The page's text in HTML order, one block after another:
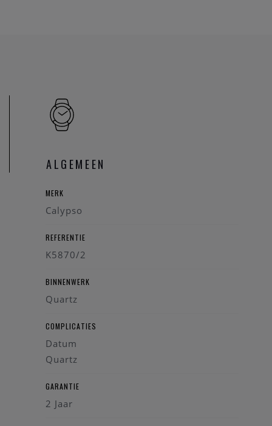
beschikken over een zeer ruime Calypso collectie.
Heeft u vragen over dit horloge of zoekt u een specifiek
u graag verder!ALGEMEEN
MERK
Calypso
REFERENTIE
K5870/2
BINNENWERK
Quartz
COMPLICATIES
Datum
Quartz
GARANTIE
2 Jaar